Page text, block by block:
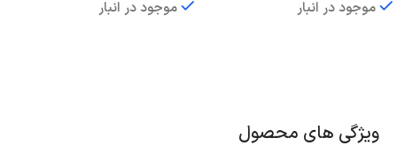
موجود در انبار
موجود در انبار
ویژگی های محصول